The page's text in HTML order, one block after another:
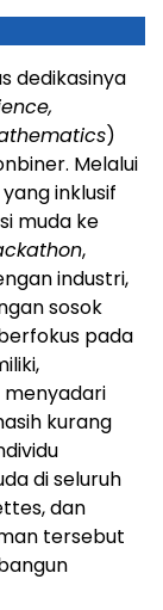
dedikasinya
)
Melalui
inklusif
muda ke
,
industri,
sosok
pada
kurang
di seluruh
dan
tersebut